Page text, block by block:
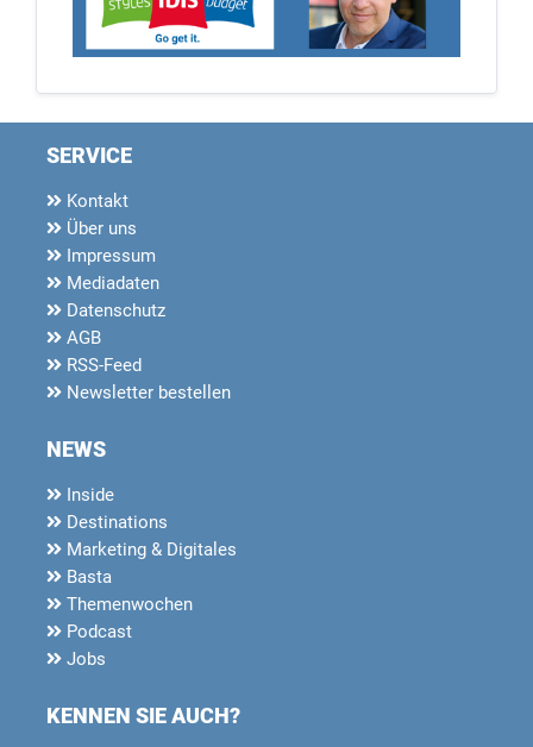
SERVICE
Kontakt
Über uns
Impressum
Mediadaten
Datenschutz
AGB
RSS-Feed
Newsletter bestellen
NEWS
Inside
Destinations
Marketing & Digitales
Basta
Themenwochen
Podcast
Jobs
KENNEN SIE AUCH?